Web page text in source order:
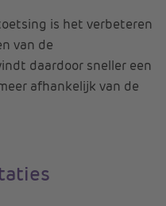
is het verbeteren
van de
daardoor sneller een
afhankelijk van de